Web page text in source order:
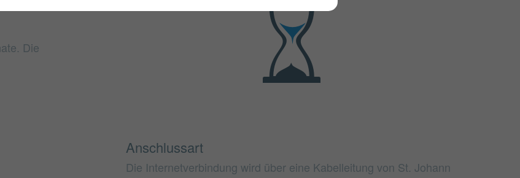
Die
Anschlussart
Die Internetverbindung wird über eine Kabelleitung von St. Johann